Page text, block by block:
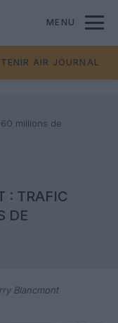
MENU
AIR JOURNAL
millions de
: TRAFIC
DE
Blancmont